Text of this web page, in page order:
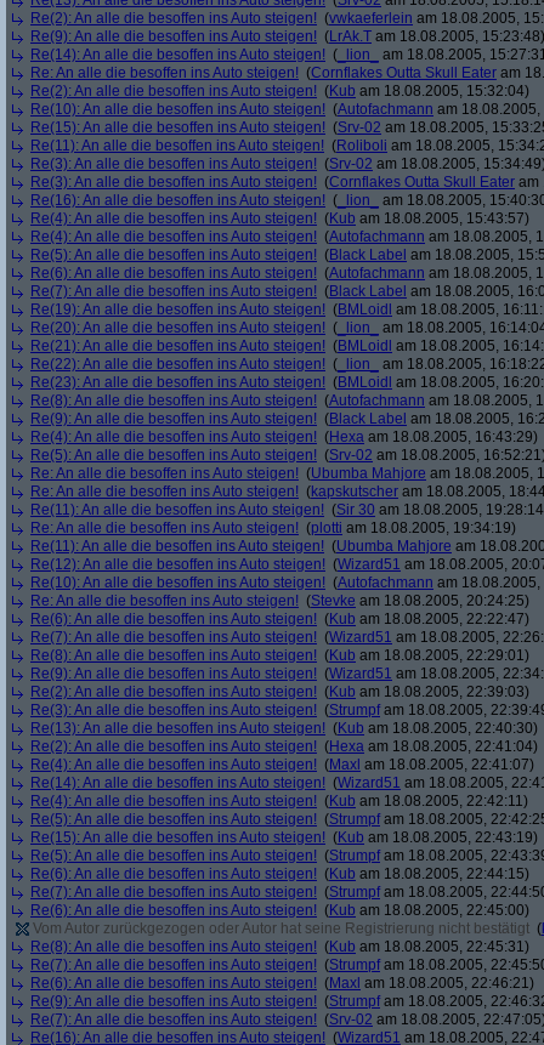
Re(2): An alle die besoffen ins Auto steigen! (vwkaeferlein am 18.08.2005,
Re(9): An alle die besoffen ins Auto steigen! (LrAk.T am 18.08.2005, 15:23:48)
Re(14): An alle die besoffen ins Auto steigen! ( _lion_
am 18.08.2005,
Re: An alle die besoffen ins Auto steigen! (Cornflakes Outta Skull Eater am
Re(2): An alle die besoffen ins Auto steigen! (Kub am 18.08.2005, 15:32:04)
Re(10): An alle die besoffen ins Auto steigen! (Autofachmann am
Re(15): An alle die besoffen ins Auto steigen! (Srv-02 am 18.08.2005,
Re(11): An alle die besoffen ins Auto steigen! (Roliboli am 18.08.2005,
Re(3): An alle die besoffen ins Auto steigen! (Srv-02 am 18.08.2005,
Re(3): An alle die besoffen ins Auto steigen! (Cornflakes Outta Skull Eater am
Re(16): An alle die besoffen ins Auto steigen! ( _lion_
am 18.08.2005,
Re(4): An alle die besoffen ins Auto steigen! (Kub am 18.08.2005, 15:43:57)
Re(4): An alle die besoffen ins Auto steigen! (Autofachmann am 18.08.2005,
Re(5): An alle die besoffen ins Auto steigen! (Black Label am 18.08.2005,
Re(6): An alle die besoffen ins Auto steigen! (Autofachmann am 18.08.2005,
Re(7): An alle die besoffen ins Auto steigen! (Black Label am 18.08.2005,
Re(19): An alle die besoffen ins Auto steigen! (BMLoidl am 18.08.2005,
Re(20): An alle die besoffen ins Auto steigen! ( _lion_
am 18.08.2005,
Re(21): An alle die besoffen ins Auto steigen! (BMLoidl am 18.08.2005,
Re(22): An alle die besoffen ins Auto steigen! ( _lion_
am 18.08.2005,
Re(23): An alle die besoffen ins Auto steigen! (BMLoidl am 18.08.2005,
Re(8): An alle die besoffen ins Auto steigen! (Autofachmann am 18.08.2005,
Re(9): An alle die besoffen ins Auto steigen! (Black Label am 18.08.2005,
Re(4): An alle die besoffen ins Auto steigen! (Hexa am 18.08.2005, 16:43:29)
Re(5): An alle die besoffen ins Auto steigen! (Srv-02 am 18.08.2005,
Re: An alle die besoffen ins Auto steigen! (Ubumba Mahjore am 18.08.2005,
Re: An alle die besoffen ins Auto steigen! (kapskutscher am 18.08.2005,
Re(11): An alle die besoffen ins Auto steigen! (Sir 30 am 18.08.2005,
Re: An alle die besoffen ins Auto steigen! (plotti am 18.08.2005, 19:34:19)
Re(11): An alle die besoffen ins Auto steigen! (Ubumba Mahjore am
Re(12): An alle die besoffen ins Auto steigen! (Wizard51 am 18.08.2005,
Re(10): An alle die besoffen ins Auto steigen! (Autofachmann am
Re: An alle die besoffen ins Auto steigen! (Stevke am 18.08.2005, 20:24:25)
Re(6): An alle die besoffen ins Auto steigen! (Kub am 18.08.2005, 22:22:47)
Re(7): An alle die besoffen ins Auto steigen! (Wizard51 am 18.08.2005,
Re(8): An alle die besoffen ins Auto steigen! (Kub am 18.08.2005, 22:29:01)
Re(9): An alle die besoffen ins Auto steigen! (Wizard51 am 18.08.2005,
Re(2): An alle die besoffen ins Auto steigen! (Kub am 18.08.2005, 22:39:03)
Re(3): An alle die besoffen ins Auto steigen! (Strumpfam 18.08.2005,
Re(13): An alle die besoffen ins Auto steigen! (Kub am 18.08.2005, 22:40:30)
Re(2): An alle die besoffen ins Auto steigen! (Hexa am 18.08.2005, 22:41:04)
Re(4): An alle die besoffen ins Auto steigen! (Maxl am 18.08.2005, 22:41:07)
Re(14): An alle die besoffen ins Auto steigen! (Wizard51 am 18.08.2005,
Re(4): An alle die besoffen ins Auto steigen! (Kub am 18.08.2005, 22:42:11)
Re(5): An alle die besoffen ins Auto steigen! (Strumpfam 18.08.2005,
Re(15): An alle die besoffen ins Auto steigen! (Kub am 18.08.2005, 22:43:19)
Re(5): An alle die besoffen ins Auto steigen! (Strumpfam 18.08.2005,
Re(6): An alle die besoffen ins Auto steigen! (Kub am 18.08.2005, 22:44:15)
Re(7): An alle die besoffen ins Auto steigen! (Strumpfam 18.08.2005,
Re(6): An alle die besoffen ins Auto steigen! (Kub am 18.08.2005, 22:45:00)
Vom Autor zurückgezogen oder Autor hat seine Registrierung nicht bestätigt (
Re(8): An alle die besoffen ins Auto steigen! (Kub am 18.08.2005, 22:45:31)
Re(7): An alle die besoffen ins Auto steigen! (Strumpfam 18.08.2005,
Re(6): An alle die besoffen ins Auto steigen! (Maxl am 18.08.2005, 22:46:21)
Re(9): An alle die besoffen ins Auto steigen! (Strumpfam 18.08.2005,
Re(7): An alle die besoffen ins Auto steigen! (Srv-02 am 18.08.2005,
Re(16): An alle die besoffen ins Auto steigen! (Wizard51 am 18.08.2005,